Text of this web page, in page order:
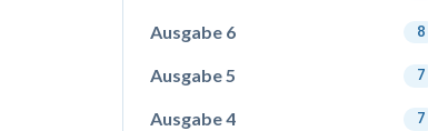
Ausgabe 6 8
Ausgabe 5 7
Ausgabe 4 7